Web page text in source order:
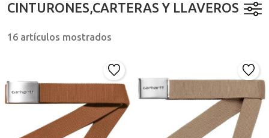
CINTURONES,CARTERAS Y LLAVEROS
16 artículos mostrados